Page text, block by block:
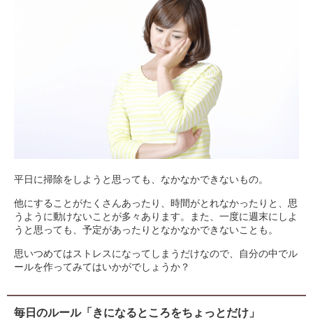
平日に掃除をしようと思っても、なかなかできないもの。
他にすることがたくさんあったり、時間がとれなかったりと、思
うように動けないことが多々あります。また、一度に週末にしよ
うと思っても、予定があったりとなかなかできないことも。
思いつめてはストレスになってしまうだけなので、自分の中でル
ールを作ってみてはいかがでしょうか？
毎日のルール「きになるところをちょっとだけ」